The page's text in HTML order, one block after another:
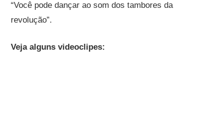
“Você pode dançar ao som dos tambores da
revolução”.
Veja alguns videoclipes: